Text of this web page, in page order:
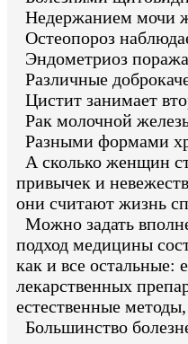
Недержанием мочи
Остеопороз
Эндометриоз
Различные
Цистит занимает
Рак молочной
Разными формами
А сколько женщин
привычек и
они считают жизнь
Можно задать
подход медицины
как и все остальные:
лекарственных
естественные
Большинство